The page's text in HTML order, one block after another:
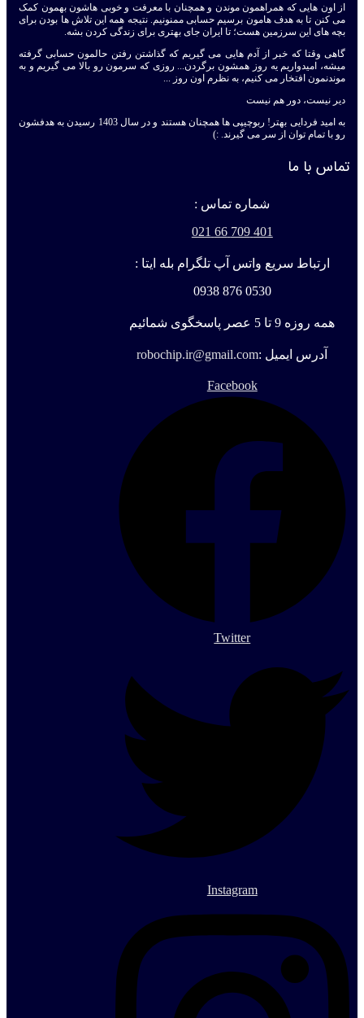
از اون هایی که همراهمون موندن و همچنان با معرفت و خوبی هاشون بهمون کمک
می کنن تا به هدف هامون برسیم حسابی ممنونیم. نتیجه همه این تلاش ها بودن برای
بچه های این سرزمین هست؛ تا ایران جای بهتری برای زندگی کردن بشه.
گاهی وقتا که خبر از آدم هایی می گیریم که گذاشتن رفتن حالمون حسابی گرفته
میشه، امیدواریم یه روز همشون برگردن... روزی که سرمون رو بالا می گیریم و به
موندنمون افتخار می کنیم، به نظرم اون روز ...
دیر نیست، دور هم نیست
به امید فردایی بهتر! ربوچیپی ها همچنان هستند و در سال 1403 رسیدن به هدفشون
رو با تمام توان از سر می گیرند. :)
تماس با ما
شماره تماس :
401 709 66 021
ارتباط سریع واتس آپ تلگرام بله ایتا :
0530 876 0938
همه روزه 9 تا 5 عصر پاسخگوی شمائیم
آدرس ایمیل :robochip.ir@gmail.com
Facebook
Twitter
Instagram